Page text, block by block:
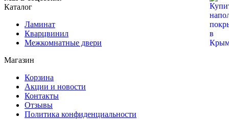
Каталог
Ламинат
Кварцвинил
Межкомнатные двери
Магазин
Корзина
Акции и новости
Контакты
Отзывы
Политика конфиденциальности